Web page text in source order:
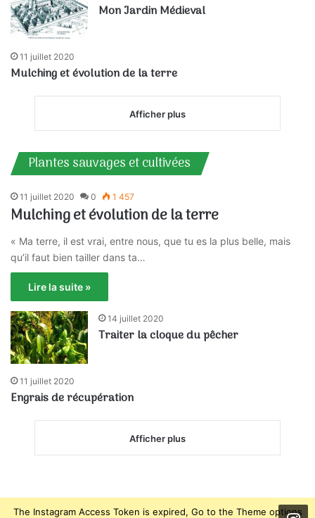
Mon Jardin Médieval
11 juillet 2020
Mulching et évolution de la terre
Afficher plus
Plantes sauvages et cultivées
11 juillet 2020 0 1 457
Mulching et évolution de la terre
« Ma terre, il est vrai, entre nous, que tu es la plus belle, mais
qu’il faut bien tailler dans ta…
Lire la suite »
14 juillet 2020
Traiter la cloque du pêcher
11 juillet 2020
Engrais de récupération
Afficher plus
The Instagram Access Token is expired, Go to the Theme options